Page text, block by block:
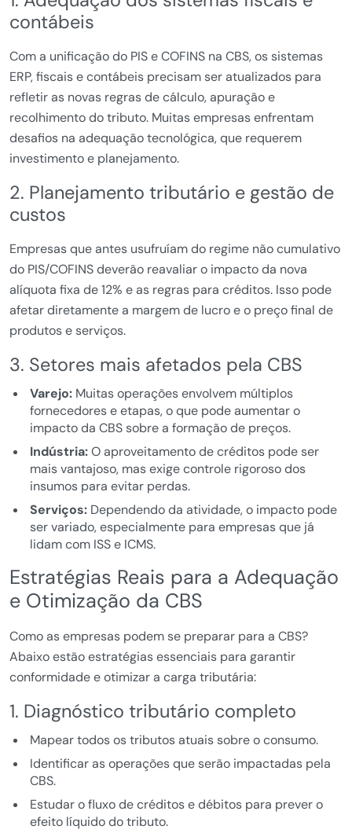
contábeis
Com a unificação do PIS e COFINS na CBS, os sistemas
ERP, fiscais e contábeis precisam ser atualizados para
refletir as novas regras de cálculo, apuração e
recolhimento do tributo. Muitas empresas enfrentam
desafios na adequação tecnológica, que requerem
investimento e planejamento.
2. Planejamento tributário e gestão de
custos
Empresas que antes usufruíam do regime não cumulativo
do PIS/COFINS deverão reavaliar o impacto da nova
alíquota fixa de 12% e as regras para créditos. Isso pode
afetar diretamente a margem de lucro e o preço final de
produtos e serviços.
3. Setores mais afetados pela CBS
Varejo:Muitas operações envolvem múltiplos
fornecedores e etapas, o que pode aumentar o
impacto da CBS sobre a formação de preços.
Indústria:O aproveitamento de créditos pode ser
mais vantajoso, mas exige controle rigoroso dos
insumos para evitar perdas.
Serviços:Dependendo da atividade, o impacto pode
ser variado, especialmente para empresas que já
lidam com ISS e ICMS.
Estratégias Reais para a Adequação
e Otimização da CBS
Como as empresas podem se preparar para a CBS?
Abaixo estão estratégias essenciais para garantir
conformidade e otimizar a carga tributária:
1. Diagnóstico tributário completo
Mapear todos os tributos atuais sobre o consumo.
Identificar as operações que serão impactadas pela
CBS.
Estudar o fluxo de créditos e débitos para prever o
efeito líquido do tributo.